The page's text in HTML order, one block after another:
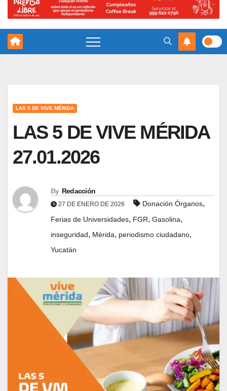
LAS 5 DE VIVE MÉRIDA
LAS 5 DE VIVE MÉRIDA
27.01.2026
By Redacción
27 DE ENERO DE 2026 Donación Órganos,
Ferias de Universidades, FGR, Gasolina,
inseguridad, Mérida, periodismo ciudadano,
Yucatán